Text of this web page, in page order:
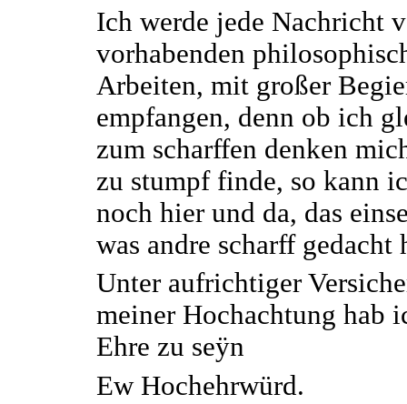
Ich werde jede Nachricht
vorhabenden
Arbeiten, mit großer
empfangen, denn ob ich
zum scharffen denken
zu stumpf finde, so kann
noch hier und da, das
was andre scharff gedacht
Unter aufrichtiger
meiner Hochachtung hab
Ehre zu seÿn
Ew Hochehrwürd.